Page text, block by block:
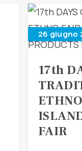
26 giugno
17th
FAIR